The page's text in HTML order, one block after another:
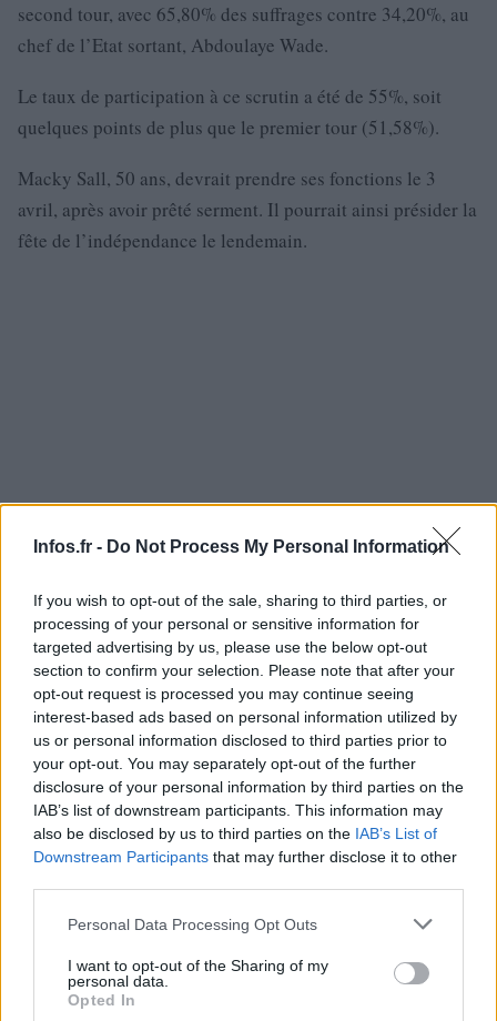
Infos.fr - Do Not Process My Personal Information
If you wish to opt-out of the sale, sharing to third parties, or
processing of your personal or sensitive information for
targeted advertising by us, please use the below opt-out
section to confirm your selection. Please note that after your
opt-out request is processed you may continue seeing
interest-based ads based on personal information utilized by
us or personal information disclosed to third parties prior to
your opt-out. You may separately opt-out of the further
disclosure of your personal information by third parties on the
IAB’s list of downstream participants. This information may
also be disclosed by us to third parties on the IAB’s List of
Downstream Participants that may further disclose it to other
Please note that this website/app uses one or more Google
not limited to your visit or usage behaviour. You may click to
grant or deny consent to Google and its third-party tags to
use your data for below specified purposes in below Google
Personal Data Processing Opt Outs
I want to opt-out of the Sharing of my
personal data.
Opted In
second tour, avec 65,80% des suffrages contre 34,20%, au
chef de l’Etat sortant, Abdoulaye Wade.
Le taux de participation à ce scrutin a été de 55%, soit
quelques points de plus que le premier tour (51,58%).
Macky Sall, 50 ans, devrait prendre ses fonctions le 3
avril, après avoir prêté serment. Il pourrait ainsi présider la
fête de l’indépendance le lendemain.
AUTEUR